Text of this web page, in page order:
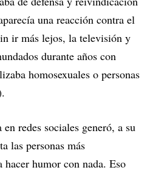
una reacción contra el
ir más lejos, la televisión y
durante años con
homosexuales o personas
redes sociales generó, a su
las personas más
hacer humor con nada. Eso